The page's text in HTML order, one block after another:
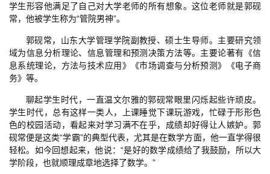
学生形容他满足了自己对大学老师的所有想象。这位老师就是郭砚
常，他被学生称为“管院男神”。
郭砚常，山东大学管理学院副教授、硕士生导师。主要研究领
域为信息分析理论、信息管理和预测决策方法等。主要论著有《信
息系统理论，方法与技术应用》《市场调查与分析预测》《电子商
务》等。
聊起学生时代，一直温文尔雅的郭砚常眼里闪烁起些许顽皮。
学生时代，总有这样一类人，上课睡觉下课玩游戏，忙碌于形形色
色的校园活动，看起来对学习满不在乎，成绩却好得让人嫉妒。郭
砚常便是这类“学霸”的典型代表，尤其是在数学方面，他一直学得很
轻松。如今回想起来，他说：“是好的数学成绩给了我鼓励，所以大
学阶段，也就顺理成章地选择了数学。”